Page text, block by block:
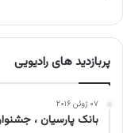
پربازدید های رادیویی
۰۷ ژوئن ۲۰۱۶
بانک پارسیان ،